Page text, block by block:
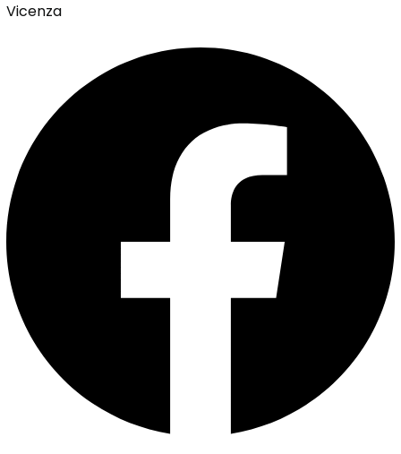
Vicenza